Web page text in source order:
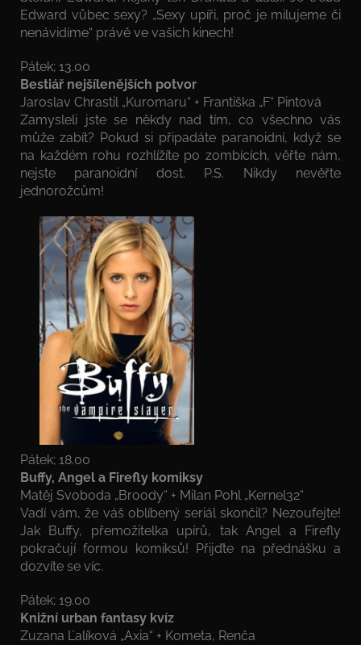
Edward vůbec sexy? „Sexy upíři, proč je milujeme či
nenávidíme“ právě ve vašich kinech!
Pátek; 13.00
Bestiář nejšílenějších potvor
Jaroslav Chrastil „Kuromaru“ + Františka „F“ Pintová
Zamysleli jste se někdy nad tím, co všechno vás
může zabít? Pokud si připadáte paranoidní, když se
na každém rohu rozhlížíte po zombících, věřte nám,
nejste paranoidní dost. P.S. Nikdy nevěřte
jednorožcům!
Pátek; 18.00
Buffy, Angel a Firefly komiksy
Matěj Svoboda „Broody“ + Milan Pohl „Kernel32“
Vadí vám, že váš oblíbený seriál skončil? Nezoufejte!
Jak Buffy, přemožitelka upírů, tak Angel a Firefly
pokračují formou komiksů! Přijďte na přednášku a
dozvíte se víc.
Pátek; 19.00
Knižní urban fantasy kvíz
Zuzana Ľalíková „Axia“ + Kometa, Renča